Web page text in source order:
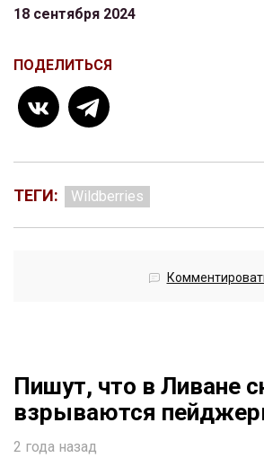
18 сентября 2024
ПОДЕЛИТЬСЯ
ТЕГИ: Wildberries
Пишут, что в Ливане
взрываются
2 года назад